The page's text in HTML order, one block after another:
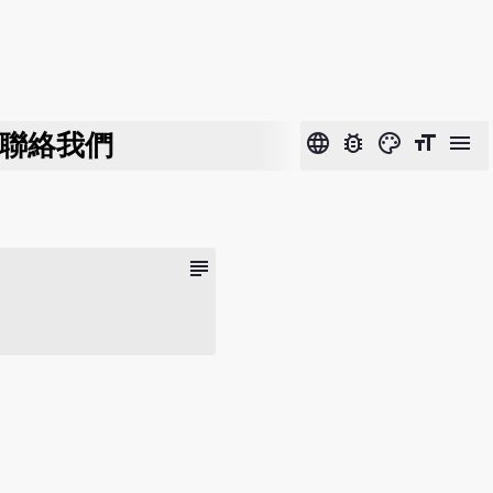
絡我們 language bug_report color_lens format_size menu
subject